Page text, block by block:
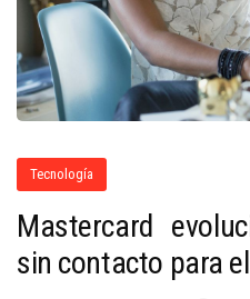
Tecnología
Mastercard
sin contacto para